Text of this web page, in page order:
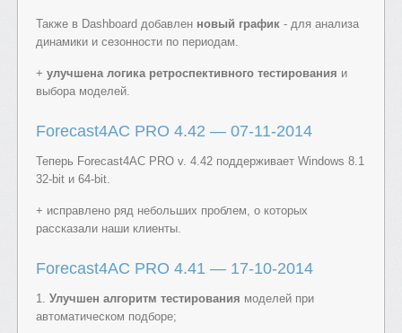
Также в Dashboard добавлен новый график - для анализа
динамики и сезонности по периодам.
+ улучшена логика ретроспективного тестирования и
выбора моделей.
Forecast4AC PRO 4.42 — 07-11-2014
Теперь Forecast4AC PRO v. 4.42 поддерживает Windows 8.1
32-bit и 64-bit.
+ исправлено ряд небольших проблем, о которых
рассказали наши клиенты.
Forecast4AC PRO 4.41 — 17-10-2014
1. Улучшен алгоритм тестирования моделей при
автоматическом подборе;